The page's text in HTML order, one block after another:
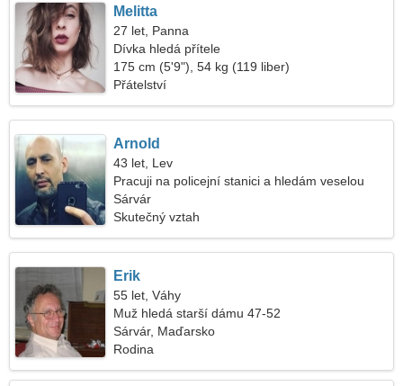
Melitta
27 let, Panna
Dívka hledá přítele
175 cm (5'9"), 54 kg (119 liber)
Přátelství
Arnold
43 let, Lev
Pracuji na policejní stanici a hledám veselou
ženu
Sárvár
Skutečný vztah
Erik
55 let, Váhy
Muž hledá starší dámu 47-52
Sárvár, Maďarsko
Rodina